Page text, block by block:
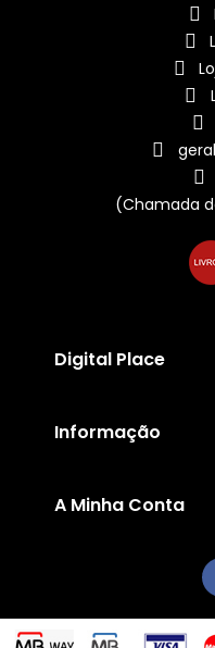
(Chamada
Digital Place
Informação
A Minha Conta